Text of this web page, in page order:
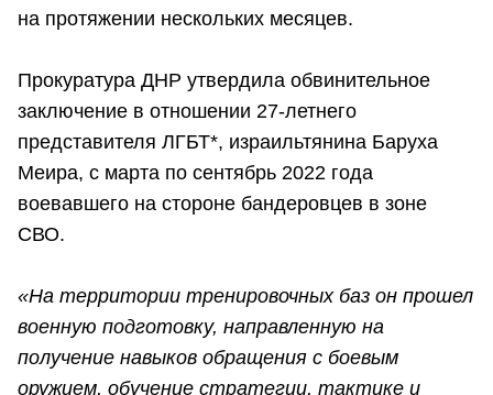
на протяжении нескольких месяцев.
Прокуратура ДНР утвердила обвинительное
заключение в отношении 27-летнего
представителя ЛГБТ*, израильтянина Баруха
Меира, с марта по сентябрь 2022 года
воевавшего на стороне бандеровцев в зоне
СВО.
«На территории тренировочных баз он прошел
военную подготовку, направленную на
получение навыков обращения с боевым
оружием, обучение стратегии, тактике и